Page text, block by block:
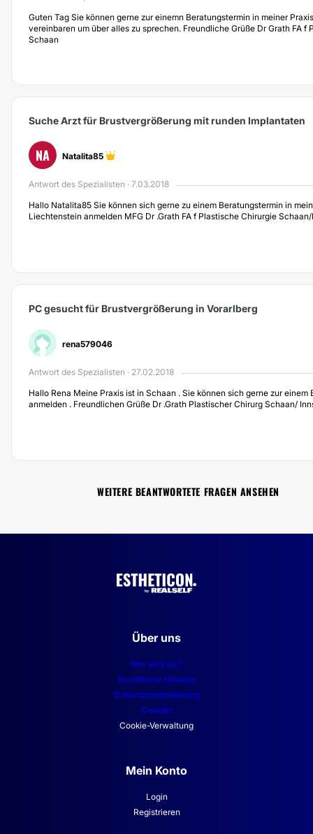
Guten Tag Sie können gerne zur einemn Beratungstermin in meiner
vereinbaren um über alles zu sprechen. Freundliche Grüße Dr Grath FA f
Schaan
Suche Arzt für Brustvergrößerung mit runden Implantaten
NA Natalita85
Antwort des Spezialisten · 7.03.2018
Hallo Natalita85 Sie können sich gerne zu einem Beratungstermin in
Liechtenstein anmelden MFG Dr .Grath FA f Plastische Chirurgie
PC gesucht für Brustvergrößerung in Vorarlberg
rena579046
Antwort des Spezialisten · 27.02.2018
Hallo Rena Meine Praxis ist in Schaan . Sie können sich gerne zur einem
anmelden . Freundlichen Grüße Dr .Grath Plastischer Chirurg Schaan/
WEITERE BEANTWORTETE FRAGEN ANSEHEN
Über uns
Wer sind wir?
Rechtlicher Hinweis
Datenschutzerklärung
Cookies
Cookie-Verwaltung
Mein Konto
Login
Registrieren